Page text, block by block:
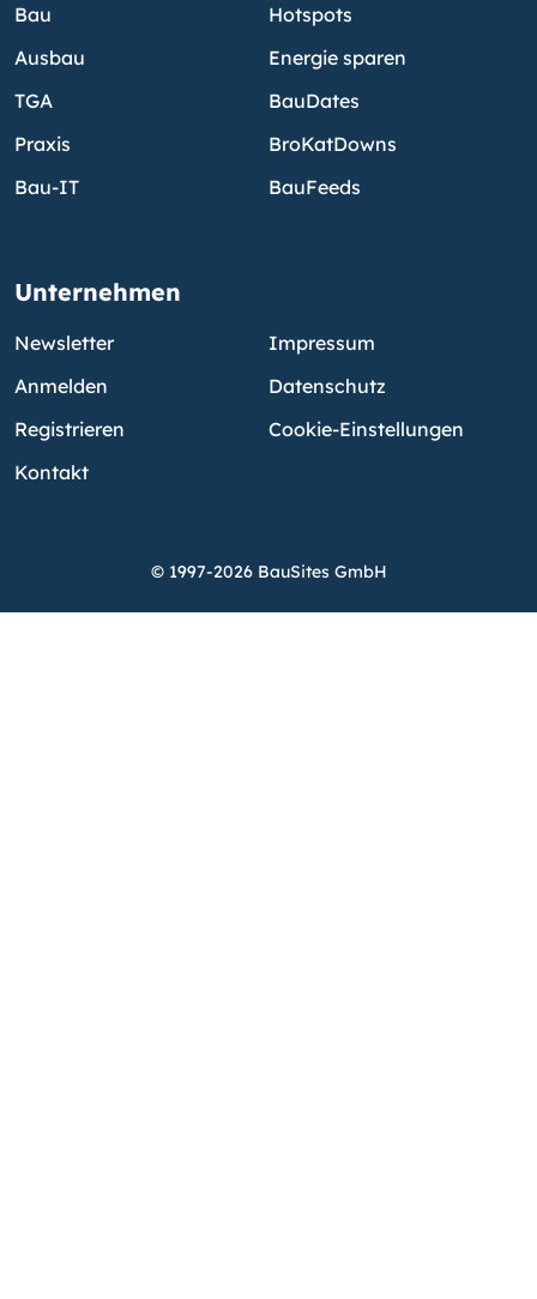
Bau
Ausbau
TGA
Praxis
Bau-IT
Hotspots
Energie sparen
BauDates
BroKatDowns
BauFeeds
Unternehmen
Newsletter
Anmelden
Registrieren
Kontakt
Impressum
Datenschutz
Cookie-Einstellungen
© 1997-2026 BauSites GmbH